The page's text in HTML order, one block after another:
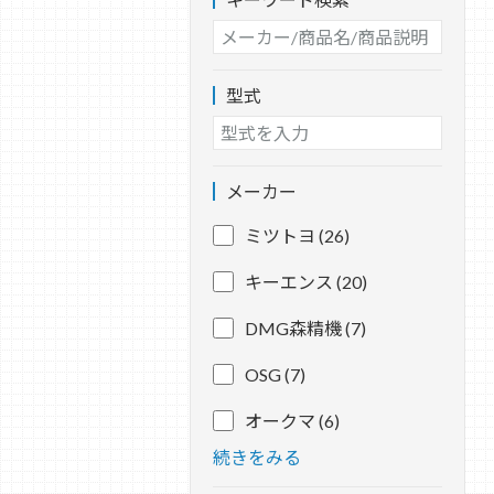
型式
メーカー
ミツトヨ (26)
キーエンス (20)
DMG森精機 (7)
OSG (7)
オークマ (6)
続きをみる